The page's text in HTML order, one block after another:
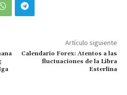
Artículo siguiente
Calendario Forex: Atentos a las
fluctuaciones de la Libra
Esterlina